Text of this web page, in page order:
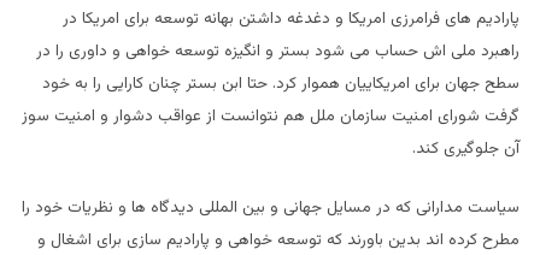
پارادیم های فرامرزی امریکا و دغدغه داشتن بهانه توسعه برای امریکا در
راهبرد ملی اش حساب می شود بستر و انگیزه توسعه خواهی و داوری را در
سطح جهان برای امریکاییان هموار کرد. حتا ابن بستر چنان کارایی را به خود
گرفت شورای امنیت سازمان ملل هم نتوانست از عواقب دشوار و امنیت سوز
آن جلوگیری کند.
سیاست مدارانی که در مسایل جهانی و بین المللی دیدگاه ها و نظریات خود را
مطرح کرده اند بدین باورند که توسعه خواهی و پارادیم سازی برای اشغال و